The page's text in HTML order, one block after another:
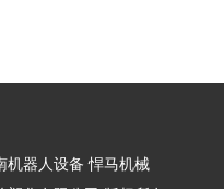
机器人设备 悍马机械